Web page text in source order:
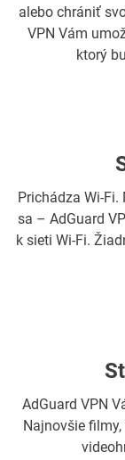
alebo chrániť
VPN Vám
ktorý
Prichádza Wi-
sa – AdGuard
k sieti Wi-Fi.
AdGuard VPN
Najnovšie